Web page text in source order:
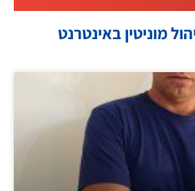
מוניטין באינטרנט